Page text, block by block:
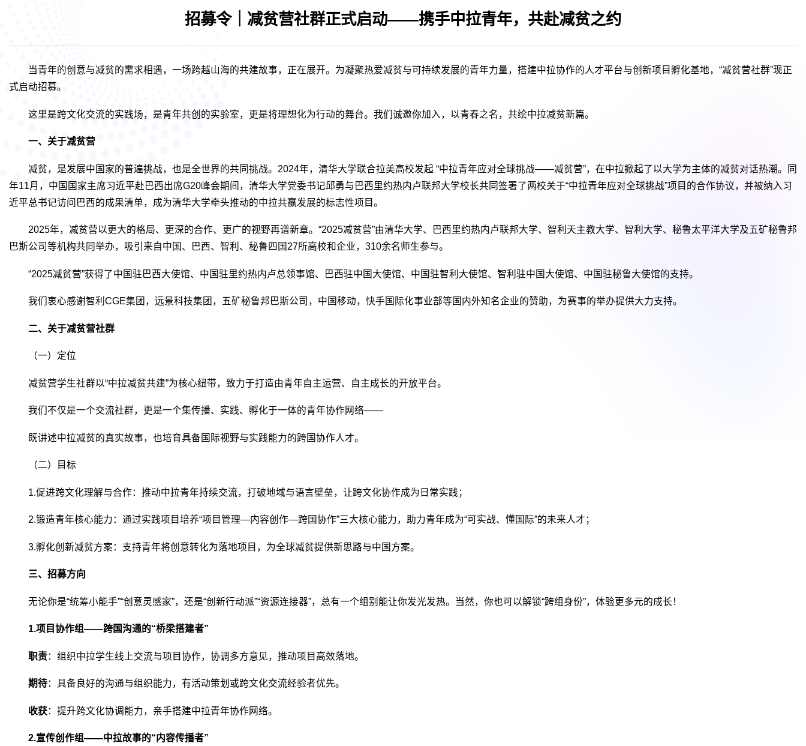
招募令｜减贫营社群正式启动——携手中拉青年，共赴减贫之约
当青年的创意与减贫的需求相遇，一场跨越山海的共建故事，正在展开。为凝聚热爱减贫与可持续发展的青年力量，搭建中拉协作的人才平台与创新项目孵化基地，“减贫营社群”现正
式启动招募。
这里是跨文化交流的实践场，是青年共创的实验室，更是将理想化为行动的舞台。我们诚邀你加入，以青春之名，共绘中拉减贫新篇。
一、关于减贫营
减贫，是发展中国家的普遍挑战，也是全世界的共同挑战。2024年，清华大学联合拉美高校发起 “中拉青年应对全球挑战——减贫营”，在中拉掀起了以大学为主体的减贫对话热潮。同
年11月，中国国家主席习近平赴巴西出席G20峰会期间，清华大学党委书记邱勇与巴西里约热内卢联邦大学校长共同签署了两校关于“中拉青年应对全球挑战”项目的合作协议，并被纳入习
近平总书记访问巴西的成果清单，成为清华大学牵头推动的中拉共赢发展的标志性项目。
2025年，减贫营以更大的格局、更深的合作、更广的视野再谱新章。“2025减贫营”由清华大学、巴西里约热内卢联邦大学、智利天主教大学、智利大学、秘鲁太平洋大学及五矿秘鲁邦
巴斯公司等机构共同举办，吸引来自中国、巴西、智利、秘鲁四国27所高校和企业，310余名师生参与。
“2025减贫营”获得了中国驻巴西大使馆、中国驻里约热内卢总领事馆、巴西驻中国大使馆、中国驻智利大使馆、智利驻中国大使馆、中国驻秘鲁大使馆的支持。
我们衷心感谢智利CGE集团，远景科技集团，五矿秘鲁邦巴斯公司，中国移动，快手国际化事业部等国内外知名企业的赞助，为赛事的举办提供大力支持。
二、关于减贫营社群
（一）定位
减贫营学生社群以“中拉减贫共建”为核心纽带，致力于打造由青年自主运营、自主成长的开放平台。
我们不仅是一个交流社群，更是一个集传播、实践、孵化于一体的青年协作网络——
既讲述中拉减贫的真实故事，也培育具备国际视野与实践能力的跨国协作人才。
（二）目标
1.促进跨文化理解与合作：推动中拉青年持续交流，打破地域与语言壁垒，让跨文化协作成为日常实践；
2.锻造青年核心能力：通过实践项目培养“项目管理—内容创作—跨国协作”三大核心能力，助力青年成为“可实战、懂国际”的未来人才；
3.孵化创新减贫方案：支持青年将创意转化为落地项目，为全球减贫提供新思路与中国方案。
三、招募方向
无论你是“统筹小能手”“创意灵感家”，还是“创新行动派”“资源连接器”，总有一个组别能让你发光发热。当然，你也可以解锁“跨组身份”，体验更多元的成长！
1.项目协作组——跨国沟通的“桥梁搭建者”
职责：组织中拉学生线上交流与项目协作，协调多方意见，推动项目高效落地。
期待：具备良好的沟通与组织能力，有活动策划或跨文化交流经验者优先。
收获：提升跨文化协调能力，亲手搭建中拉青年协作网络。
2.宣传创作组——中拉故事的“内容传播者”